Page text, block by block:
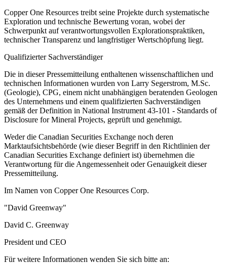
Copper One Resources treibt seine Projekte durch systematische
Exploration und technische Bewertung voran, wobei der
Schwerpunkt auf verantwortungsvollen Explorationspraktiken,
technischer Transparenz und langfristiger Wertschöpfung liegt.
Qualifizierter Sachverständiger
Die in dieser Pressemitteilung enthaltenen wissenschaftlichen und
technischen Informationen wurden von Larry Segerstrom, M.Sc.
(Geologie), CPG, einem nicht unabhängigen beratenden Geologen
des Unternehmens und einem qualifizierten Sachverständigen
gemäß der Definition in National Instrument 43-101 - Standards of
Disclosure for Mineral Projects, geprüft und genehmigt.
Weder die Canadian Securities Exchange noch deren
Marktaufsichtsbehörde (wie dieser Begriff in den Richtlinien der
Canadian Securities Exchange definiert ist) übernehmen die
Verantwortung für die Angemessenheit oder Genauigkeit dieser
Pressemitteilung.
Im Namen von Copper One Resources Corp.
"David Greenway"
David C. Greenway
President und CEO
Für weitere Informationen wenden Sie sich bitte an: